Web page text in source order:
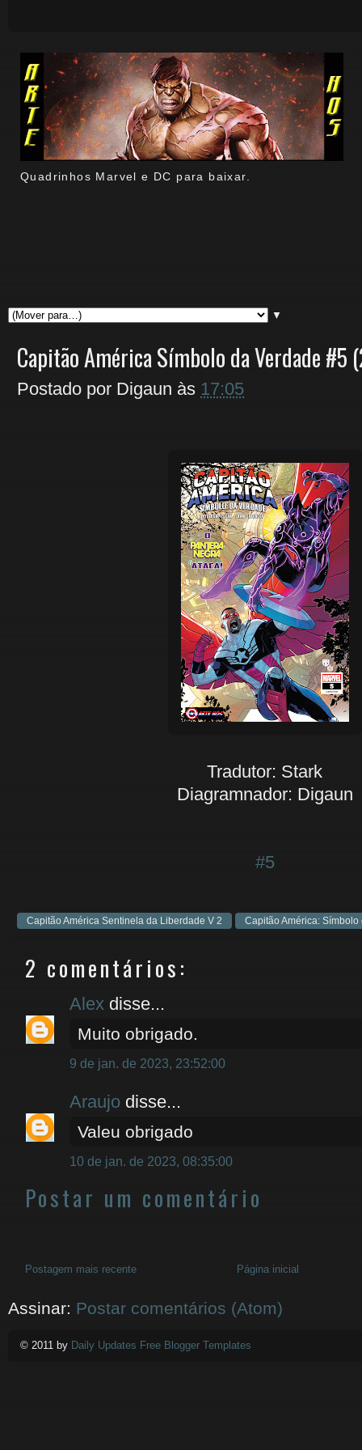
Quadrinhos Marvel e DC para baixar.
▼
Capitão América Símbolo da Verdade #5
Postado por Digaun às 17:05
Tradutor: Stark
Diagramnador: Digaun
#5
Capitão América Sentinela da Liberdade V 2 Capitão América: Símbolo
2 comentários:
Alex disse...
Muito obrigado.
9 de jan. de 2023, 23:52:00
Araujo disse...
Valeu obrigado
10 de jan. de 2023, 08:35:00
Postar um comentário
Postagem mais recente Página inicial
Assinar: Postar comentários (Atom)
© 2011 by Daily Updates Free Blogger Templates